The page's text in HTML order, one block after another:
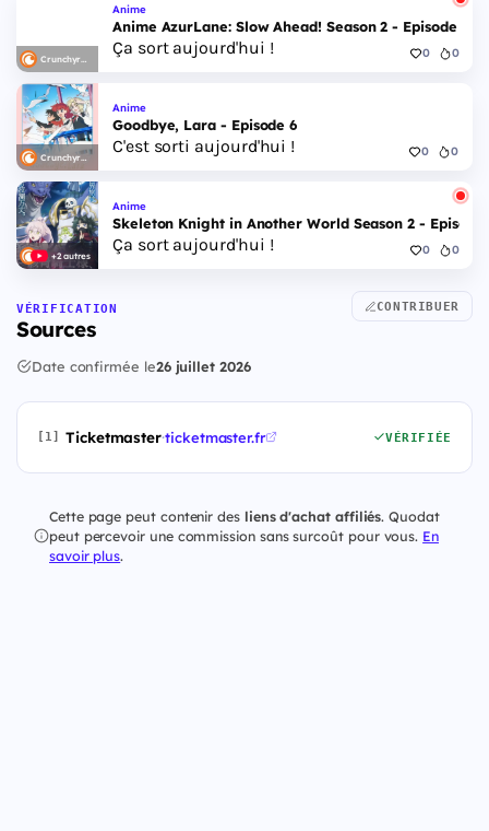
Crunchyroll
Anime
Anime AzurLane: Slow Ahead! Season 2 - Episode 6
Ça sort aujourd'hui ! 0 0
Crunchyroll
Anime
Goodbye, Lara - Episode 6
C'est sorti aujourd'hui ! 0 0
+2 autres
Anime
Skeleton Knight in Another World Season 2 - Episode
Ça sort aujourd'hui ! 0 0
VÉRIFICATION
Sources
CONTRIBUER
Date confirmée le26 juillet 2026
[1] Ticketmaster·ticketmaster.fr VÉRIFIÉE
Cette page peut contenir des liens d'achat affiliés. Quodat
peut percevoir une commission sans surcoût pour vous. En
savoir plus.